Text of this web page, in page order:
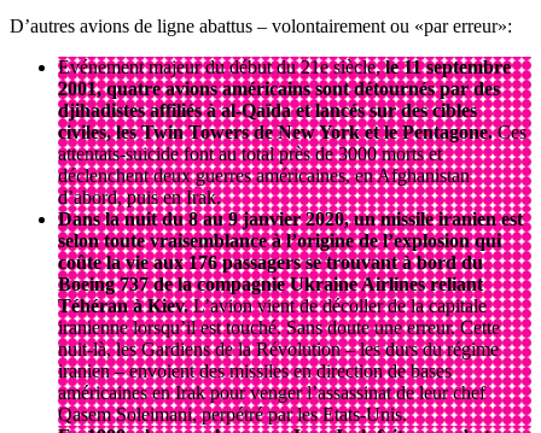
D’autres avions de ligne abattus – volontairement ou «par erreur»:
Evénement majeur du début du 21e siècle,le 11 septembre
2001, quatre avions américains sont détournés par des
djihadistes affiliés à al-Qaïda et lancés sur des cibles
civiles, les Twin Towers de New York et le Pentagone.Ces
attentats-suicide font au total près de 3000 morts et
déclenchent deux guerres américaines, en Afghanistan
d’abord, puis en Irak.
Dans la nuit du 8 au 9 janvier 2020, un missile iranien est
selon toute vraisemblance à l’origine de l’explosion qui
coûte la vie aux 176 passagers se trouvant à bord du
Boeing 737 de la compagnie Ukraine Airlines reliant
Téhéran à Kiev.L’avion vient de décoller de la capitale
iranienne lorsqu’il est touché. Sans doute une erreur. Cette
nuit-là, les Gardiens de la Révolution – les durs du régime
iranien – envoient des missiles en direction de bases
américaines en Irak pour venger l’assassinat de leur chef
Qasem Soleimani, perpétré par les Etats-Unis.